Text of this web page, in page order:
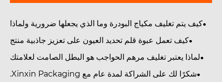
كيف يتم تغليف مكياج البودرة وما الذي يجعلها ضرورية ولماذا
هي مهمة في صناعة مستحضرات التجميل الحديثة
كيف تعمل عبوة قلم تحديد العيون على تعزيز جاذبية منتج
التجميل؟
لماذا يعتبر تغليف مرهم الحواجب هو البطل الصامت لعلامتك
التجارية؟
شكرًا لك على الشراكة لمدة عام مع Xinxin Packaging.